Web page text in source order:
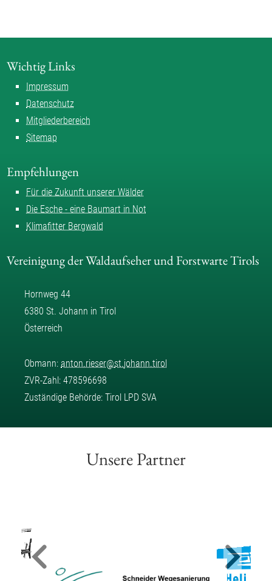
Wichtig Links
Impressum
Datenschutz
Mitgliederbereich
Sitemap
Empfehlungen
Für die Zukunft unserer Wälder
Die Esche - eine Baumart in Not
Klimafitter Bergwald
Vereinigung der Waldaufseher und Forstwarte Tirols
Hornweg 44
6380 St. Johann in Tirol
Österreich
Obmann: anton.rieser@st.johann.tirol
ZVR-Zahl: 478596698
Zuständige Behörde: Tirol LPD SVA
Unsere Partner